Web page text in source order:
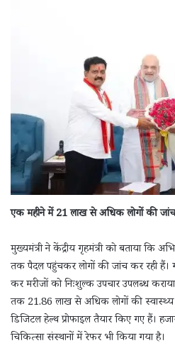
एक महीने में 21 लाख से अधिक लोगों की जांच
मुख्यमंत्री ने केंद्रीय गृहमंत्री को बताया कि
तक पैदल पहुंचकर लोगों की जांच कर रही हैं।
कर मरीजों को निःशुल्क उपचार उपलब्ध
तक 21.86 लाख से अधिक लोगों की
डिजिटल हेल्थ प्रोफाइल तैयार किए गए हैं।
चिकित्सा संस्थानों में रेफर भी किया गया है।